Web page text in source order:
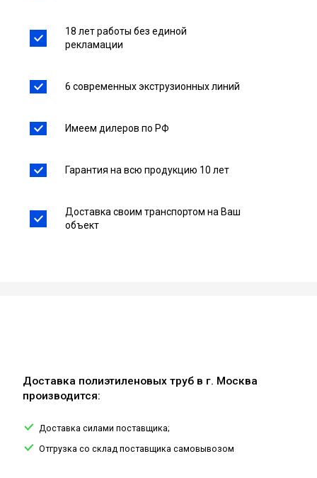
18 лет работы без единой
рекламации
6 современных экструзионных линий
Имеем дилеров по РФ
Гарантия на всю продукцию 10 лет
Доставка своим транспортом на Ваш
объект
Доставка полиэтиленовых труб в г. Москва
производится:
Доставка силами поставщика;
Отгрузка со склад поставщика самовывозом